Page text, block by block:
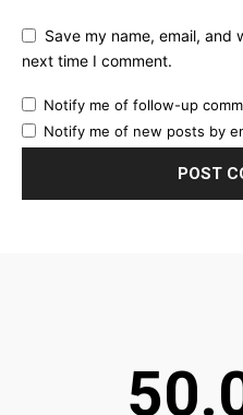
Save my name, email, and
next time I comment.
Notify me of follow-up
Notify me of new posts by